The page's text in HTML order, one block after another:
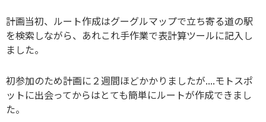
計画当初、ルート作成はグーグルマップで立ち寄る道の駅
を検索しながら、あれこれ手作業で表計算ツールに記入し
ました。
初参加のため計画に２週間ほどかかりましたが....モトスポ
ットに出会ってからはとても簡単にルートが作成できまし
た。